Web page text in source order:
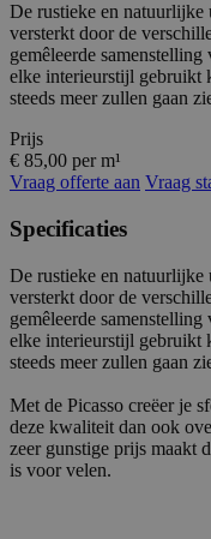
De rustieke en natuurlijke
versterkt door de
gemêleerde
elke interieurstijl gebruikt
steeds meer zullen gaan
Prijs
€ 85,00 per m¹
Vraag offerte aan Vraag
Specificaties
De rustieke en natuurlijke
versterkt door de
gemêleerde
elke interieurstijl gebruikt
steeds meer zullen gaan
Met de Picasso creëer je
deze kwaliteit dan ook
zeer gunstige prijs maakt
is voor velen.